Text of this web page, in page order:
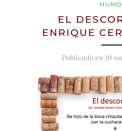
EL
ENRIQUE
Publicado en 19